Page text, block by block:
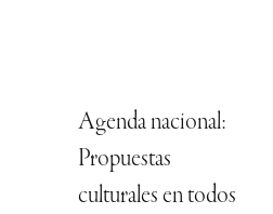
Agenda nacional:
Propuestas
culturales en todos